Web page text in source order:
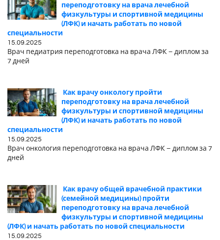
переподготовку на врача лечебной
физкультуры и спортивной медицины
(ЛФК) и начать работать по новой
специальности
15.09.2025
Врач педиатрия переподготовка на врача ЛФК – диплом за
7 дней
Как врачу онкологу пройти
переподготовку на врача лечебной
физкультуры и спортивной медицины
(ЛФК) и начать работать по новой
специальности
15.09.2025
Врач онкология переподготовка на врача ЛФК – диплом за 7
дней
Как врачу общей врачебной практики
(семейной медицины) пройти
переподготовку на врача лечебной
физкультуры и спортивной медицины
(ЛФК) и начать работать по новой специальности
15.09.2025